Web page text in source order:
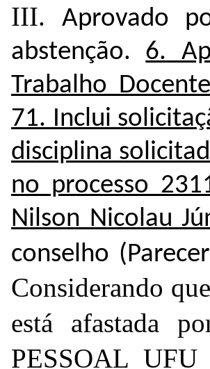
III. Aprovado
abstenção. 6.
Trabalho
71. Inclui
disciplina
no processo
Nilson Nicolau
conselho
Considerando
está afastada
PESSOAL